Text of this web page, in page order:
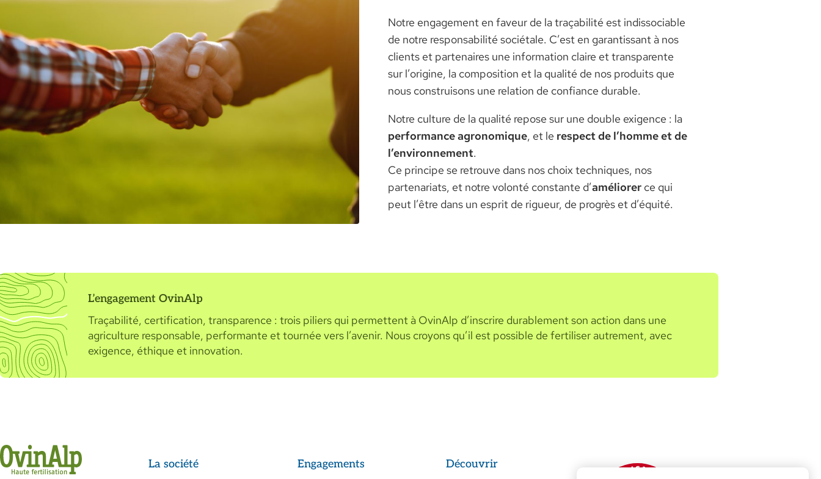
Notre engagement en faveur de la traçabilité est indissociable
de notre responsabilité sociétale. C’est en garantissant à nos
clients et partenaires une information claire et transparente
sur l’origine, la composition et la qualité de nos produits que
nous construisons une relation de confiance durable.
Notre culture de la qualité repose sur une double exigence : la
performance agronomique, et le respect de l’homme et de
l’environnement.
Ce principe se retrouve dans nos choix techniques, nos
partenariats, et notre volonté constante d’améliorer ce qui
peut l’être dans un esprit de rigueur, de progrès et d’équité.
L’engagement OvinAlp
Traçabilité, certification, transparence : trois piliers qui permettent à OvinAlp d’inscrire durablement son action dans une
agriculture responsable, performante et tournée vers l’avenir. Nous croyons qu’il est possible de fertiliser autrement, avec
exigence, éthique et innovation.
La société Engagements Découvrir